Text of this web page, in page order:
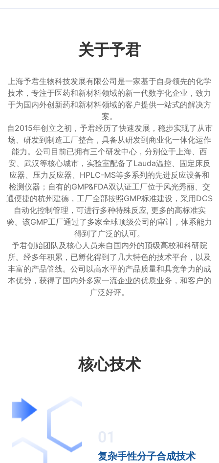
关于予君
上海予君生物科技发展有限公司是一家基于自身领先的化学
技术，专注于医药和新材料领域的新一代数字化企业，致力
于为国内外创新药和新材料领域的客户提供一站式的解决方
案。
自2015年创立之初，予君经历了快速发展，稳步实现了从市
场、研发到制造工厂整合，具备从研发到商业化一体化运作
能力。公司目前已拥有三个研发中心，分别位于上海、西
安、武汉等核心城市，实验室配备了Lauda温控、固定床反
应器、压力反应器、HPLC-MS等多系列的先进反应设备和
检测仪器；自有的GMP&FDA双认证工厂位于风光秀丽、交
通便捷的杭州建德，工厂全部按照GMP标准建设，采用DCS
自动化控制管理，可进行多种特殊反应, 更多的高标准实
验。该GMP工厂通过了多家全球顶级公司的审计，体系能力
得到了广泛的认可。
予君创始团队及核心人员来自国内外的顶级高校和科研院
所。经多年积累，已孵化得到了几大特色的技术平台，以及
丰富的产品管线。公司以高水平的产品质量和具竞争力的成
本优势，获得了国内外多家一流企业的优质业务，和客户的
广泛好评。
核心技术
01
复杂手性分子合成技术